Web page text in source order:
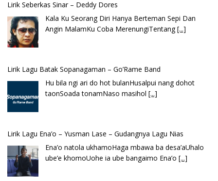
Lirik Seberkas Sinar – Deddy Dores
Kala Ku Seorang Diri Hanya Berteman Sepi Dan
Angin MalamKu Coba MerenungiTentang[...]
Lirik Lagu Batak Sopanagaman – Go’Rame Band
Hu bila ngi ari do hot bulanHusalpui nang dohot
taonSoada tonamNaso masihol [...]
Lirik Lagu Ena’o – Yusman Lase – Gudangnya Lagu Nias
Ena’o natola ukhamoHaga mbawa ba desa’aUhalo
ube’e khomoUohe ia ube bangaimo Ena’o [...]